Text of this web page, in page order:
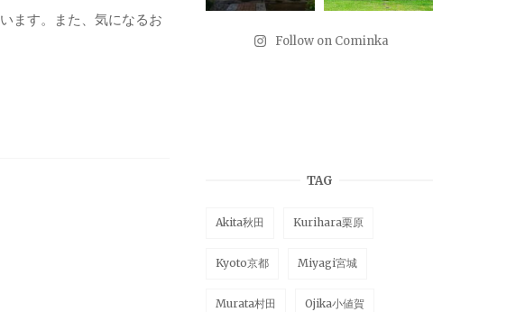
ます。また、気になるお
Follow on Cominka
TAG
Akita秋田 Kurihara栗原
Kyoto京都 Miyagi宮城
Murata村田 Ojika小値賀